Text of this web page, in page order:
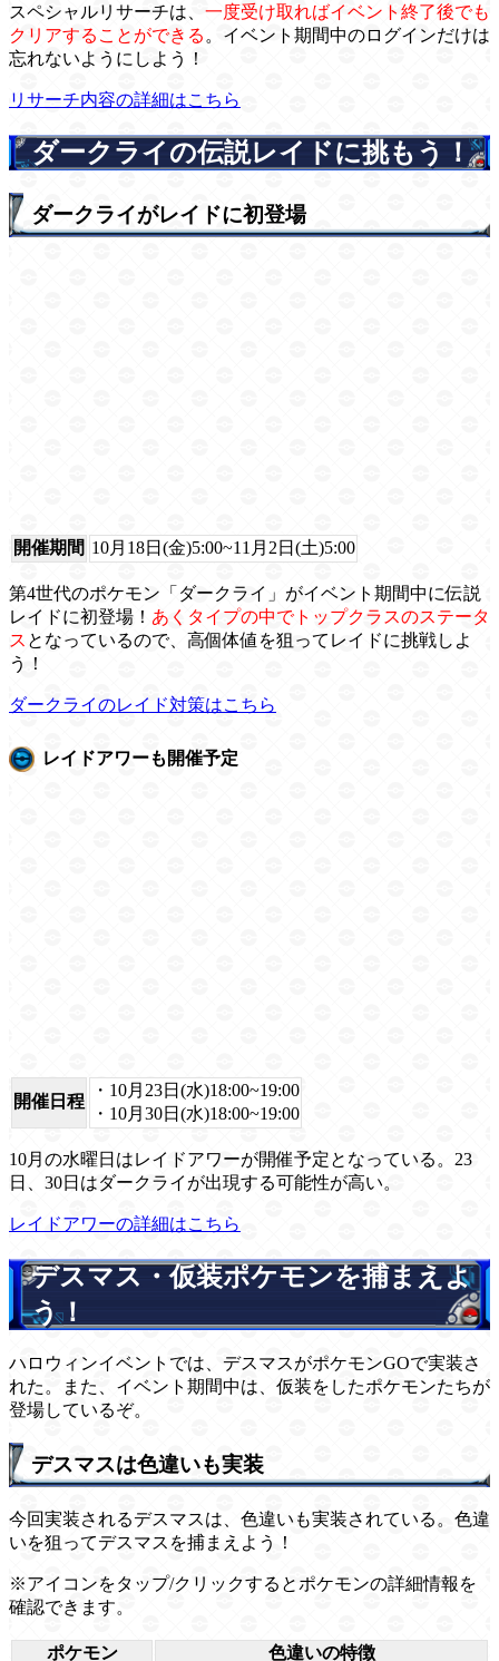
スペシャルリサーチは、 一度受け取ればイベント終了後でも
クリアすることができる 。イベント期間中のログインだけは
忘れないようにしよう！
リサーチ内容の詳細はこちら
ダークライの伝説レイドに挑もう！
ダークライがレイドに初登場
開催期間 10月18日(金)5:00~11月2日(土)5:00
第4世代のポケモン「ダークライ」がイベント期間中に伝説
レイドに初登場！ あくタイプの中でトップクラスのステータ
ス となっているので、高個体値を狙ってレイドに挑戦しよ
う！
ダークライのレイド対策はこちら
レイドアワーも開催予定
開催日程
・10月23日(水)18:00~19:00
・10月30日(水)18:00~19:00
10月の水曜日はレイドアワーが開催予定となっている。23
日、30日はダークライが出現する可能性が高い。
レイドアワーの詳細はこちら
デスマス・仮装ポケモンを捕まえよ
う！
ハロウィンイベントでは、デスマスがポケモンGOで実装さ
れた。また、イベント期間中は、仮装をしたポケモンたちが
登場しているぞ。
デスマスは色違いも実装
今回実装されるデスマスは、色違いも実装されている。色違
いを狙ってデスマスを捕まえよう！
※アイコンをタップ/クリックするとポケモンの詳細情報を
確認できます。
ポケモン 色違いの特徴